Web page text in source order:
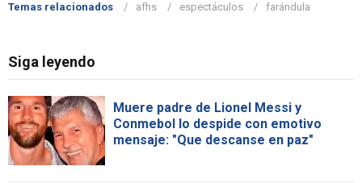
Temas relacionados afhs espectáculos farándula
Siga leyendo
Muere padre de Lionel Messi y
Conmebol lo despide con emotivo
mensaje: "Que descanse en paz"